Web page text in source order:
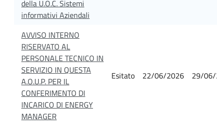
della U.O.C. Sistemi
informativi Aziendali
AVVISO INTERNO
RISERVATO AL
PERSONALE TECNICO IN
SERVIZIO IN QUESTA
A.O.U.P. PER IL
CONFERIMENTO DI
INCARICO DI ENERGY
MANAGER
Esitato 22/06/2026 29/